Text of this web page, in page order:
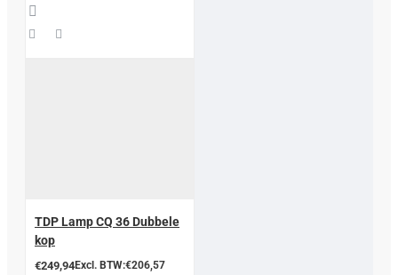
TDP Lamp CQ 36 Dubbele
kop
€249,94Excl. BTW:€206,57